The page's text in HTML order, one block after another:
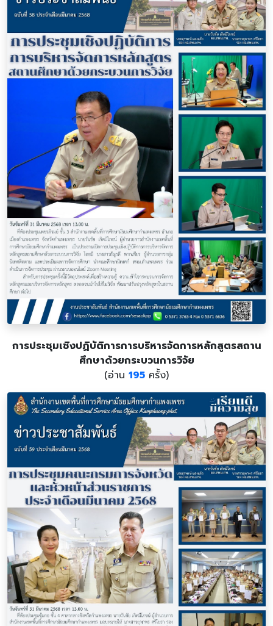
การประชุมเชิงปฏิบัติการการบริหารจัดการหลักสูตรสถาน
ศึกษาด้วยกระบวนการวิจัย
(อ่าน 195 ครั้ง)